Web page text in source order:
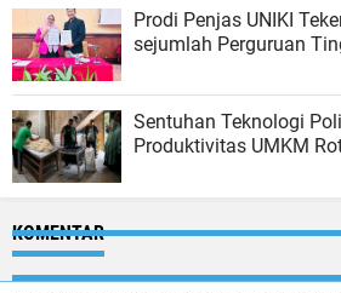
Prodi Penjas UNIKI
sejumlah Perguruan
Sentuhan Teknologi
Produktivitas UMKM
KOMENTAR